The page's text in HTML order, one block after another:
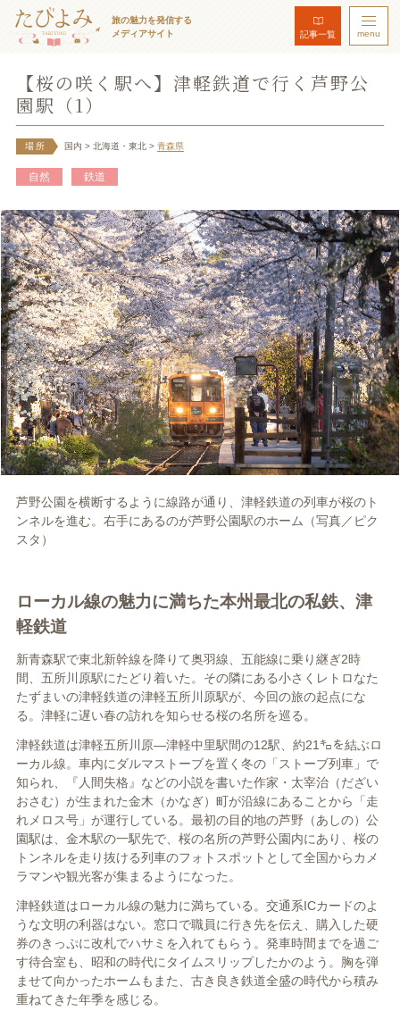
旅の魅力を発信する
メディアサイト
記事一覧 menu
【桜の咲く駅へ】津軽鉄道で行く芦野公
園駅（1）
場所 国内 > 北海道・東北 > 青森県
自然 鉄道
芦野公園を横断するように線路が通り、津軽鉄道の列車が桜のト
ンネルを進む。右手にあるのが芦野公園駅のホーム（写真／ピク
スタ）
ローカル線の魅力に満ちた本州最北の私鉄、津
軽鉄道
新青森駅で東北新幹線を降りて奥羽線、五能線に乗り継ぎ2時
間、五所川原駅にたどり着いた。その隣にある小さくレトロなた
たずまいの津軽鉄道の津軽五所川原駅が、今回の旅の起点にな
る。津軽に遅い春の訪れを知らせる桜の名所を巡る。
津軽鉄道は津軽五所川原―津軽中里駅間の12駅、約21㌔を結ぶロ
ーカル線。車内にダルマストーブを置く冬の「ストーブ列車」で
知られ、『人間失格』などの小説を書いた作家・太宰治（だざい
おさむ）が生まれた金木（かなぎ）町が沿線にあることから「走
れメロス号」が運行している。最初の目的地の芦野（あしの）公
園駅は、金木駅の一駅先で、桜の名所の芦野公園内にあり、桜の
トンネルを走り抜ける列車のフォトスポットとして全国からカメ
ラマンや観光客が集まるようになった。
津軽鉄道はローカル線の魅力に満ちている。交通系ICカードのよ
うな文明の利器はない。窓口で職員に行き先を伝え、購入した硬
券のきっぷに改札でハサミを入れてもらう。発車時間までを過ご
す待合室も、昭和の時代にタイムスリップしたかのよう。胸を弾
ませて向かったホームもまた、古き良き鉄道全盛の時代から積み
重ねてきた年季を感じる。